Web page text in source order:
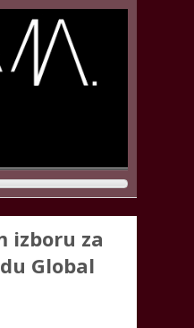
izboru za
Global